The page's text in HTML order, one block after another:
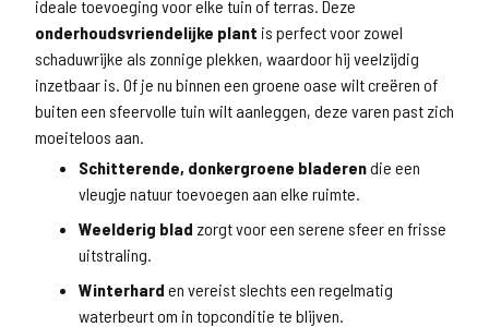
ideale toevoeging voor elke tuin of terras. Deze
onderhoudsvriendelijke plant is perfect voor zowel
schaduwrijke als zonnige plekken, waardoor hij veelzijdig
inzetbaar is. Of je nu binnen een groene oase wilt creëren of
buiten een sfeervolle tuin wilt aanleggen, deze varen past zich
moeiteloos aan.
Schitterende, donkergroene bladerendie een
vleugje natuur toevoegen aan elke ruimte.
Weelderig blad zorgt voor een serene sfeer en frisse
uitstraling.
Winterhard en vereist slechts een regelmatig
waterbeurt om in topconditie te blijven.